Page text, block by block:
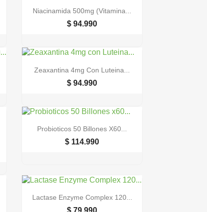
 Vista rápida
Niacinamida 500mg (Vitamina...
$ 94.990
 Vista rápida
Zeaxantina 4mg Con Luteina...
$ 94.990
 Vista rápida
Probioticos 50 Billones X60...
$ 114.990
 Vista rápida
Lactase Enzyme Complex 120...